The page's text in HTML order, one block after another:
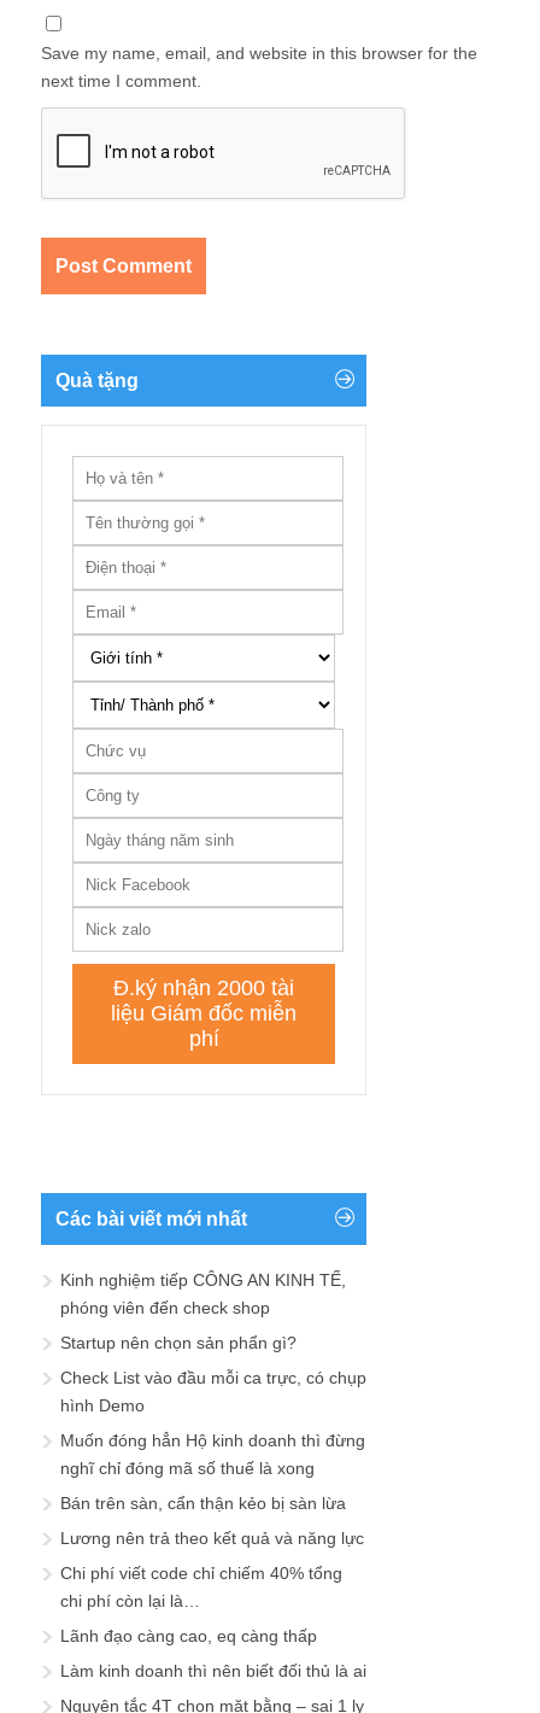
Save my name, email, and website in this browser for the
next time I comment.
Quà tặng
Các bài viết mới nhất
Kinh nghiệm tiếp CÔNG AN KINH TẾ,
phóng viên đến check shop
Startup nên chọn sản phẩn gì?
Check List vào đầu mỗi ca trực, có chụp
hình Demo
Muốn đóng hẳn Hộ kinh doanh thì đừng
nghĩ chỉ đóng mã số thuế là xong
Bán trên sàn, cẩn thận kẻo bị sàn lừa
Lương nên trả theo kết quả và năng lực
Chi phí viết code chỉ chiếm 40% tổng
chi phí còn lại là…
Lãnh đạo càng cao, eq càng thấp
Làm kinh doanh thì nên biết đối thủ là ai
Nguyên tắc 4T chọn mặt bằng – sai 1 ly